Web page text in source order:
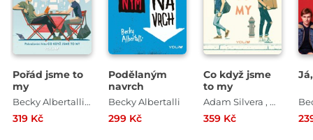
Pořád jsme to
my
Becky Albertalli , Adam Silvera
319 Kč
Podělaným
navrch
Becky Albertalli
299 Kč
Co když jsme
to my
Adam Silvera , Becky Albertalli
359 Kč